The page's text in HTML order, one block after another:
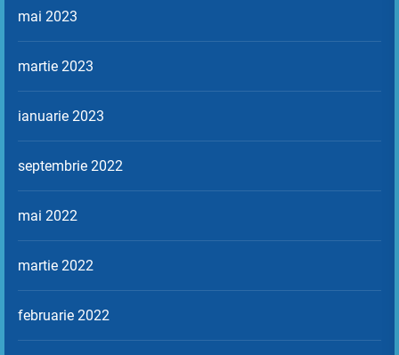
mai 2023
martie 2023
ianuarie 2023
septembrie 2022
mai 2022
martie 2022
februarie 2022